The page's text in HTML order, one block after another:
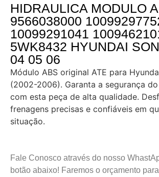
HIDRAULICA MODULO
9566038000
10099291041
5WK8432 HYUNDAI
04 05 06
Módulo ABS original ATE para
(2002-2006). Garanta a segurança
com esta peça de alta qualidade.
frenagens precisas e confiáveis em
situação.
Fale Conosco através do nosso
botão abaixo! Faremos o orçamento